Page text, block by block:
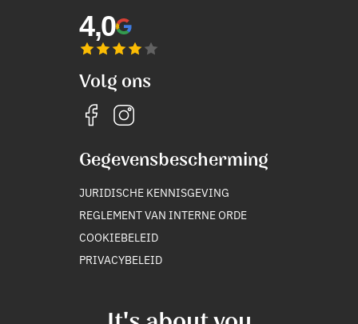
4,0
Volg ons
Gegevensbescherming
JURIDISCHE KENNISGEVING
REGLEMENT VAN INTERNE ORDE
COOKIEBELEID
PRIVACYBELEID